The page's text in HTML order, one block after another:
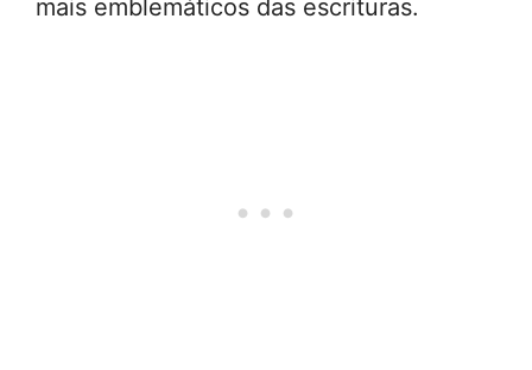
mais emblemáticos das escrituras.